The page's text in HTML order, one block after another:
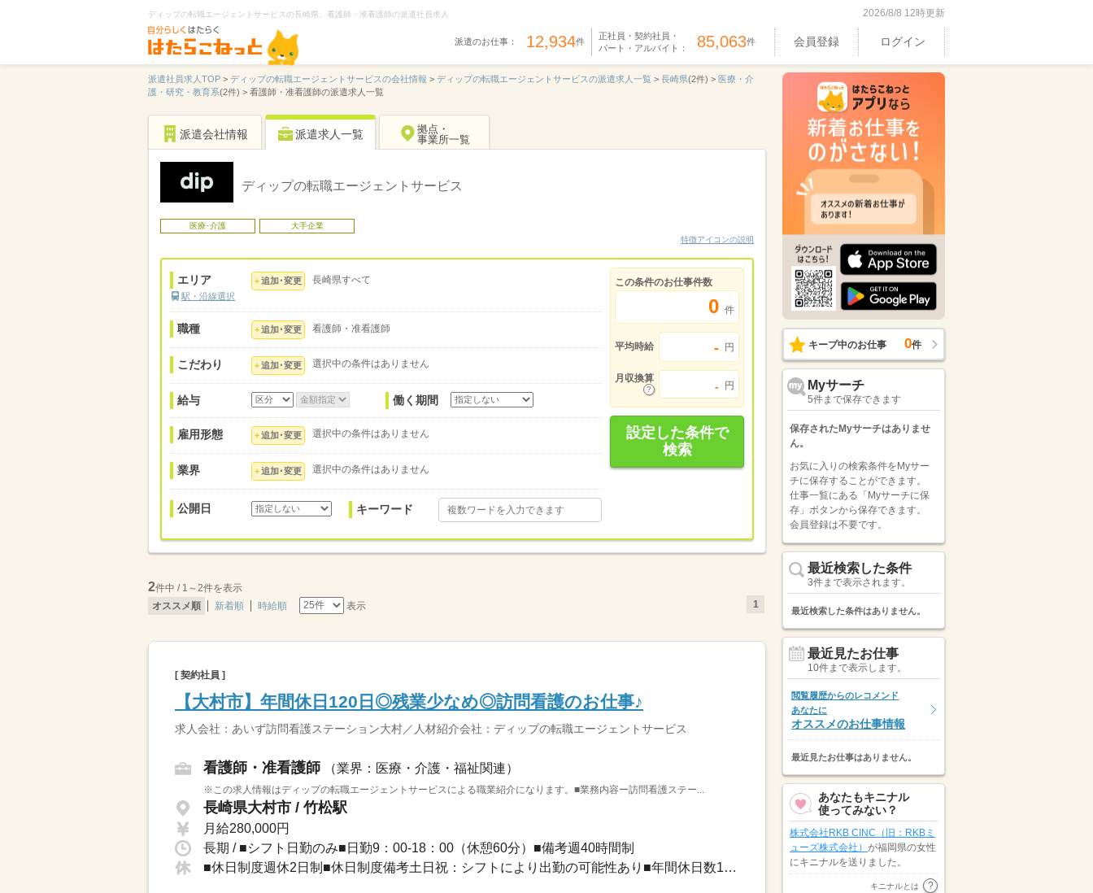
ディップの転職エージェントサービスの長崎県、看護師・准看護師の派遣社員求人 2026/8/8 12時更新
派遣のお仕事： 12,934件
正社員・契約社員・
パート・アルバイト： 85,063件 会員登録 ログイン
派遣社員求人TOP > ディップの転職エージェントサービスの会社情報 > ディップの転職エージェントサービスの派遣求人一覧 > 長崎県(2件) > 医療・介
護・研究・教育系(2件) > 看護師・准看護師の派遣求人一覧
派遣会社情報 派遣求人一覧
拠点・
事業所一覧
ディップの転職エージェントサービス
医療･介護
大手企業
特徴アイコンの説明
エリア
駅・沿線選択
追加･変更 長崎県すべて
職種 追加･変更 看護師・准看護師
こだわり 追加･変更 選択中の条件はありません
給与 働く期間
雇用形態 追加･変更 選択中の条件はありません
業界 追加･変更 選択中の条件はありません
公開日 キーワード
この条件のお仕事件数
0 件
平均時給 - 円
月収換算
- 円
設定した条件で
検索
2件中 / 1～2件を表示
オススメ順
新着順 時給順 表示 1
[ 契約社員 ]
【大村市】年間休日120日◎残業少なめ◎訪問看護のお仕事♪
求人会社：あいず訪問看護ステーション大村／人材紹介会社：ディップの転職エージェントサービス
看護師・准看護師 （業界：医療・介護・福祉関連）
※この求人情報はディップの転職エージェントサービスによる職業紹介になります。■業務内容ー訪問看護ステー...
長崎県大村市 / 竹松駅
月給280,000円
長期 / ■シフト日勤のみ■日勤9：00-18：00（休憩60分）■備考週40時間制
■休日制度週休2日制■休日制度備考土日祝：シフトにより出勤の可能性あり■年間休日数12...
キープ中のお仕事 0件
Myサーチ
5件まで保存できます
保存されたMyサーチはありませ
ん。
お気に入りの検索条件をMyサー
チに保存することができます。
仕事一覧にある「Myサーチに保
存」ボタンから保存できます。
会員登録は不要です。
最近検索した条件
3件まで表示されます。
最近検索した条件はありません。
最近見たお仕事
10件まで表示します。
閲覧履歴からのレコメンド
あなたに
オススメのお仕事情報
最近見たお仕事はありません。
あなたもキニナル
使ってみない？
株式会社RKB CINC（旧：RKBミ
ューズ株式会社） が福岡県の女性
にキニナルを送りました。
株式会社スタッフ
キニナルとは